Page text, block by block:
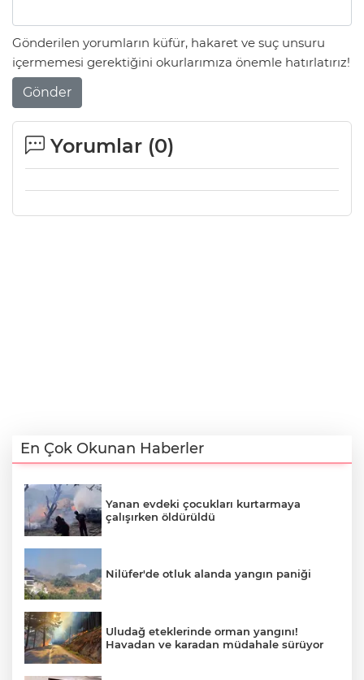
Gönderilen yorumların küfür, hakaret ve suç unsuru
içermemesi gerektiğini okurlarımıza önemle hatırlatırız!
Gönder
Yorumlar (0)
En Çok Okunan Haberler
Yanan evdeki çocukları kurtarmaya
çalışırken öldürüldü
Nilüfer'de otluk alanda yangın paniği
Uludağ eteklerinde orman yangını!
Havadan ve karadan müdahale sürüyor